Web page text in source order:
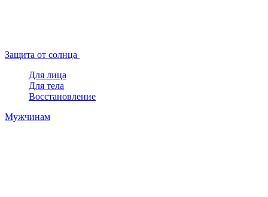
Защита от солнца
Для лица
Для тела
Восстановление
Мужчинам